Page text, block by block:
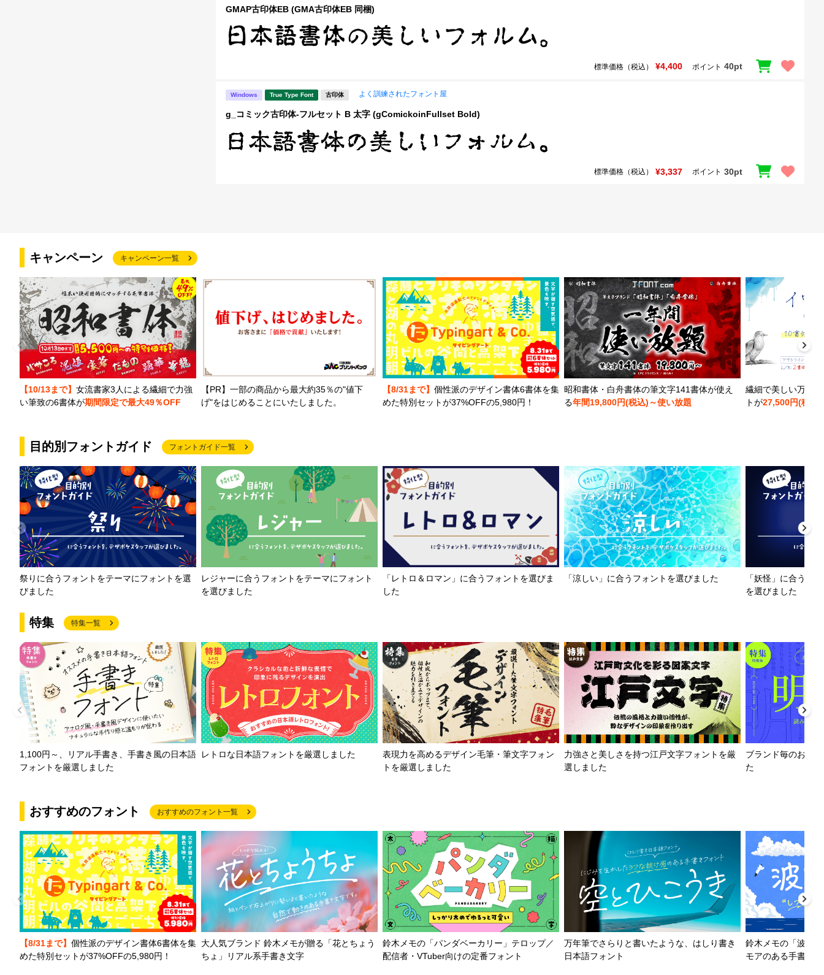
GMAP古印体EB (GMA古印体EB 同梱)
標準価格（税込） ¥4,400 ポイント 40pt
Windows True Type Font 古印体 よく訓練されたフォント屋
g_コミック古印体-フルセット B 太字 (gComickoinFullset Bold)
標準価格（税込） ¥3,337 ポイント 30pt
キャンペーン キャンペーン一覧
【10/13まで】 女流書家3人による繊細で力強
い筆致の6書体が期間限定で最大49％OFF
【PR】一部の商品から最大約35％の"値下
げ"をはじめることにいたしました。
【8/31まで】 個性派のデザイン書体6書体を集
めた特別セットが37%OFFの5,980円！
昭和書体・白舟書体の筆文字141書体が使え
る年間19,800円(税込)～使い放題
繊細で美しい万年
トが27,500円(税込)
目的別フォントガイド フォントガイド一覧
祭りに合うフォントをテーマにフォントを選
びました
レジャーに合うフォントをテーマにフォント
を選びました
「レトロ＆ロマン」に合うフォントを選びま
した
「涼しい」に合うフォントを選びました
「妖怪」に合うフ
を選びました
特集 特集一覧
1,100円～、リアル手書き、手書き風の日本語
フォントを厳選しました
レトロな日本語フォントを厳選しました
表現力を高めるデザイン毛筆・筆文字フォン
トを厳選しました
力強さと美しさを持つ江戸文字フォントを厳
選しました
ブランド毎のおす
た
おすすめのフォント おすすめのフォント一覧
【8/31まで】 個性派のデザイン書体6書体を集
めた特別セットが37%OFFの5,980円！
大人気ブランド 鈴木メモが贈る「花とちょう
ちょ」リアル系手書き文字
鈴木メモの「パンダベーカリー」テロップ／
配信者・VTuber向けの定番フォント
万年筆でさらりと書いたような、はしり書き
日本語フォント
鈴木メモの「波と
モアのある手書き